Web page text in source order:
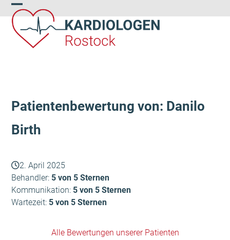
Skip
to
content
Open
mobile
menu
Close
mobile
menu
Patientenbewertung von: Danilo
Birth
2. April 2025
Behandler: 5 von 5 Sternen
Kommunikation: 5 von 5 Sternen
Wartezeit: 5 von 5 Sternen
Alle Bewertungen unserer Patienten